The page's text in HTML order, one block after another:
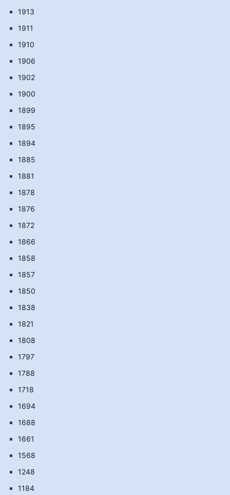
1913
1911
1910
1906
1902
1900
1899
1895
1894
1885
1881
1878
1876
1872
1866
1858
1857
1850
1838
1821
1808
1797
1788
1718
1694
1688
1661
1568
1248
1184